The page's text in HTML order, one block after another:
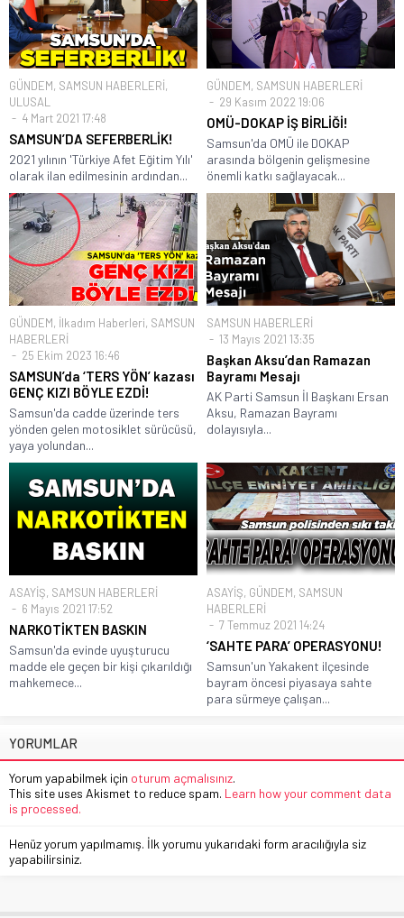
GÜNDEM, SAMSUN HABERLERİ,
ULUSAL
4 Mart 2021 17:48
SAMSUN’DA SEFERBERLİK!
2021 yılının 'Türkiye Afet Eğitim Yılı'
olarak ilan edilmesinin ardından...
GÜNDEM, SAMSUN HABERLERİ
29 Kasım 2022 19:06
OMÜ-DOKAP İŞ BİRLİĞİ!
Samsun'da OMÜ ile DOKAP
arasında bölgenin gelişmesine
önemli katkı sağlayacak...
GÜNDEM, İlkadım Haberleri, SAMSUN
HABERLERİ
25 Ekim 2023 16:46
SAMSUN’da ‘TERS YÖN’ kazası
GENÇ KIZI BÖYLE EZDİ!
Samsun'da cadde üzerinde ters
yönden gelen motosiklet sürücüsü,
yaya yolundan...
SAMSUN HABERLERİ
13 Mayıs 2021 13:35
Başkan Aksu’dan Ramazan
Bayramı Mesajı
AK Parti Samsun İl Başkanı Ersan
Aksu, Ramazan Bayramı
dolayısıyla...
ASAYİŞ, SAMSUN HABERLERİ
6 Mayıs 2021 17:52
NARKOTİKTEN BASKIN
Samsun'da evinde uyuşturucu
madde ele geçen bir kişi çıkarıldığı
mahkemece...
ASAYİŞ, GÜNDEM, SAMSUN
HABERLERİ
7 Temmuz 2021 14:24
‘SAHTE PARA’ OPERASYONU!
Samsun'un Yakakent ilçesinde
bayram öncesi piyasaya sahte
para sürmeye çalışan...
YORUMLAR
Yorum yapabilmek için oturum açmalısınız.
This site uses Akismet to reduce spam. Learn how your comment data
is processed.
Henüz yorum yapılmamış. İlk yorumu yukarıdaki form aracılığıyla siz
yapabilirsiniz.